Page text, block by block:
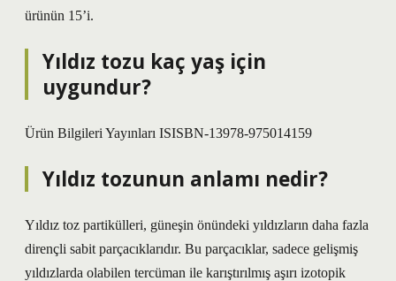
ürünün 15’i.
Yıldız tozu kaç yaş için
uygundur?
Ürün Bilgileri Yayınları ISISBN-13978-975014159
Yıldız tozunun anlamı nedir?
Yıldız toz partikülleri, güneşin önündeki yıldızların daha fazla
dirençli sabit parçacıklarıdır. Bu parçacıklar, sadece gelişmiş
yıldızlarda olabilen tercüman ile karıştırılmış aşırı izotopik